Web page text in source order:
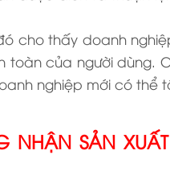
cho thấy doanh
toàn của người dùng.
nghiệp mới có thể
NHẬN SẢN